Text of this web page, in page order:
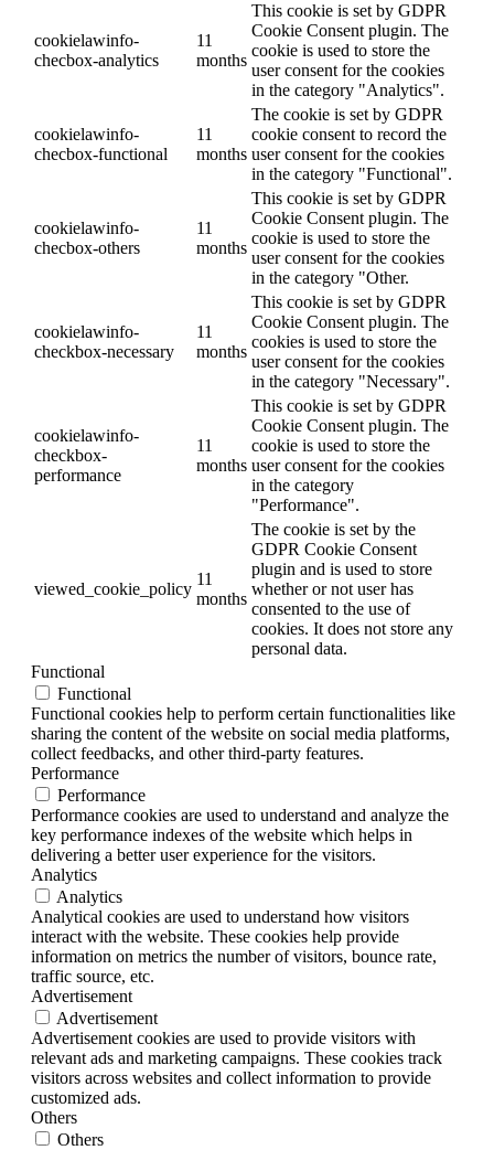
cookielawinfo-
checbox-analytics
11
months
This cookie is set by GDPR
Cookie Consent plugin. The
cookie is used to store the
user consent for the cookies
in the category "Analytics".
cookielawinfo-
checbox-functional
11
months
The cookie is set by GDPR
cookie consent to record the
user consent for the cookies
in the category "Functional".
cookielawinfo-
checbox-others
11
months
This cookie is set by GDPR
Cookie Consent plugin. The
cookie is used to store the
user consent for the cookies
in the category "Other.
cookielawinfo-
checkbox-necessary
11
months
This cookie is set by GDPR
Cookie Consent plugin. The
cookies is used to store the
user consent for the cookies
in the category "Necessary".
cookielawinfo-
checkbox-
performance
11
months
This cookie is set by GDPR
Cookie Consent plugin. The
cookie is used to store the
user consent for the cookies
in the category
"Performance".
viewed_cookie_policy
11
months
The cookie is set by the
GDPR Cookie Consent
plugin and is used to store
whether or not user has
consented to the use of
cookies. It does not store any
personal data.
Functional
Functional
Functional cookies help to perform certain functionalities like
sharing the content of the website on social media platforms,
collect feedbacks, and other third-party features.
Performance
Performance
Performance cookies are used to understand and analyze the
key performance indexes of the website which helps in
delivering a better user experience for the visitors.
Analytics
Analytics
Analytical cookies are used to understand how visitors
interact with the website. These cookies help provide
information on metrics the number of visitors, bounce rate,
traffic source, etc.
Advertisement
Advertisement
Advertisement cookies are used to provide visitors with
relevant ads and marketing campaigns. These cookies track
visitors across websites and collect information to provide
customized ads.
Others
Others